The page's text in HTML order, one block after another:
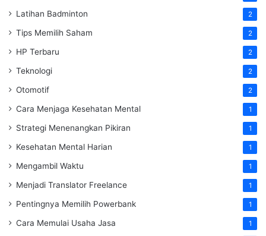
Latihan Badminton 2
Tips Memilih Saham 2
HP Terbaru 2
Teknologi 2
Otomotif 2
Cara Menjaga Kesehatan Mental 1
Strategi Menenangkan Pikiran 1
Kesehatan Mental Harian 1
Mengambil Waktu 1
Menjadi Translator Freelance 1
Pentingnya Memilih Powerbank 1
Cara Memulai Usaha Jasa 1